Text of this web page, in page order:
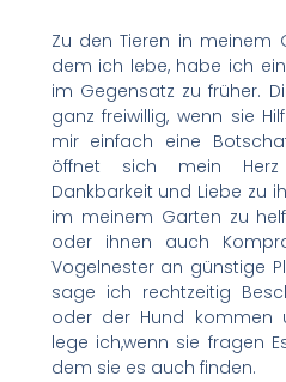
Zu den Tieren in meinem
dem ich lebe, habe ich
im Gegensatz zu früher.
ganz freiwillig, wenn sie
mir einfach eine
öffnet sich mein
Dankbarkeit und Liebe zu
im meinem Garten zu
oder ihnen auch
Vogelnester an günstige
sage ich rechtzeitig
oder der Hund kommen
lege ich,wenn sie fragen
dem sie es auch finden.